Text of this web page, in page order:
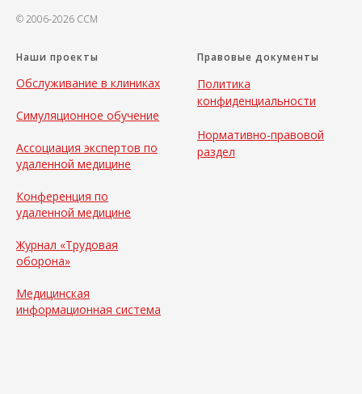
© 2006-2026 CCM
Наши проекты
Обслуживание в клиниках
Симуляционное обучение
Ассоциация экспертов по
удаленной медицине
Конференция по
удаленной медицине
Журнал «Трудовая
оборона»
Медицинская
информационная система
Правовые документы
Политика
конфиденциальности
Нормативно-правовой
раздел